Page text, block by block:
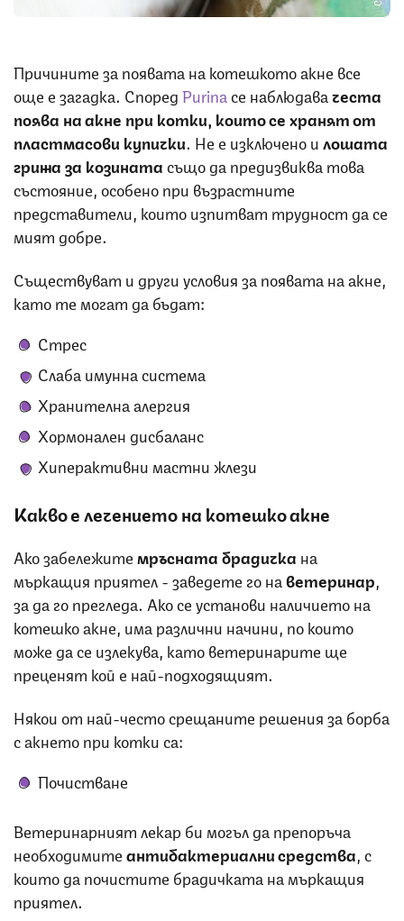
Причините за появата на котешкото акне все
още е загадка. СпоредPurinaсе наблюдавачеста
поява на акне при котки, които се хранят от
пластмасови купички. Не е изключено и лошата
грижа за козинатасъщо да предизвиква това
състояние, особено при възрастните
представители, които изпитват трудност да се
мият добре.
Съществуват и други условия за появата на акне,
като те могат да бъдат:
Стрес
Слаба имунна система
Хранителна алергия
Хормонален дисбаланс
Хиперактивни мастни жлези
Какво е лечението на котешко акне
Ако забележитемръсната брадичка на
мъркащия приятел - заведете го наветеринар
за да го прегледа. Ако се установи наличието на
котешко акне, има различни начини, по които
може да се излекува, като ветеринарите ще
преценят кой е най-подходящият.
Някои от най-често срещаните решения за борба
с акнето при котки са:
Почистване
Ветеринарният лекар би могъл да препоръча
необходимитеантибактериални средства , с
които да почистите брадичката на мъркащия
приятел.